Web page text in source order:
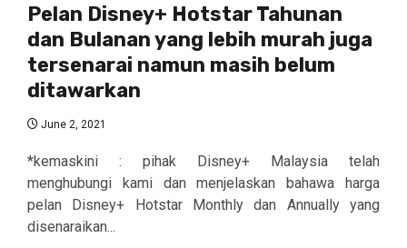
Pelan Disney+ Hotstar Tahunan
dan Bulanan yang lebih murah juga
tersenarai namun masih belum
ditawarkan
June 2, 2021
*kemaskini : pihak Disney+ Malaysia telah
menghubungi kami dan menjelaskan bahawa harga
pelan Disney+ Hotstar Monthly dan Annually yang
disenaraikan...